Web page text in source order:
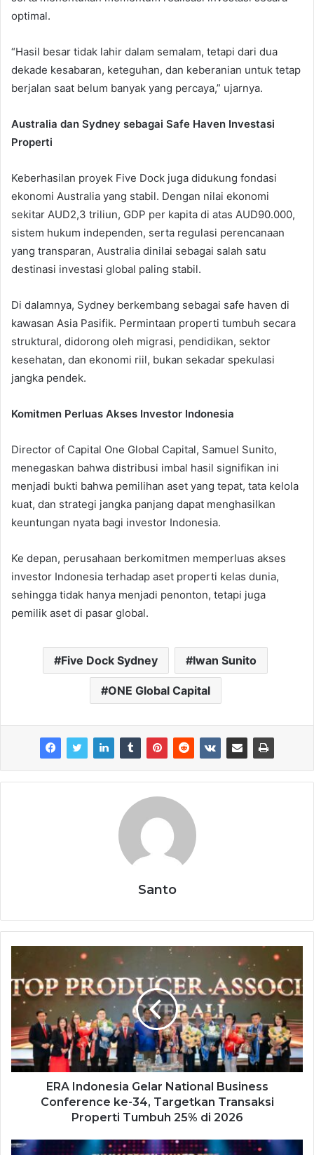
optimal.
“Hasil besar tidak lahir dalam semalam, tetapi dari dua
dekade kesabaran, keteguhan, dan keberanian untuk tetap
berjalan saat belum banyak yang percaya,” ujarnya.
Australia dan Sydney sebagai Safe Haven Investasi
Properti
Keberhasilan proyek Five Dock juga didukung fondasi
ekonomi Australia yang stabil. Dengan nilai ekonomi
sekitar AUD2,3 triliun, GDP per kapita di atas AUD90.000,
sistem hukum independen, serta regulasi perencanaan
yang transparan, Australia dinilai sebagai salah satu
destinasi investasi global paling stabil.
Di dalamnya, Sydney berkembang sebagai safe haven di
kawasan Asia Pasifik. Permintaan properti tumbuh secara
struktural, didorong oleh migrasi, pendidikan, sektor
kesehatan, dan ekonomi riil, bukan sekadar spekulasi
jangka pendek.
Komitmen Perluas Akses Investor Indonesia
Director of Capital One Global Capital, Samuel Sunito,
menegaskan bahwa distribusi imbal hasil signifikan ini
menjadi bukti bahwa pemilihan aset yang tepat, tata kelola
kuat, dan strategi jangka panjang dapat menghasilkan
keuntungan nyata bagi investor Indonesia.
Ke depan, perusahaan berkomitmen memperluas akses
investor Indonesia terhadap aset properti kelas dunia,
sehingga tidak hanya menjadi penonton, tetapi juga
pemilik aset di pasar global.
Five Dock Sydney Iwan Sunito
ONE Global Capital
Santo
ERA Indonesia Gelar National Business
Conference ke-34, Targetkan Transaksi
Properti Tumbuh 25% di 2026